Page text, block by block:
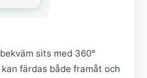
sits med 360°
färdas både framåt och